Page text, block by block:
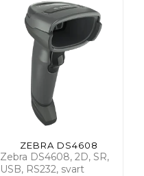
ZEBRA DS4608
Zebra DS4608, 2D, SR,
USB, RS232, svart